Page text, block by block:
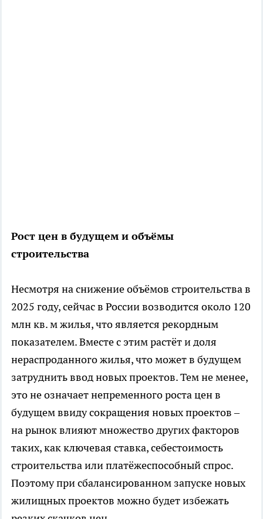
Рост цен в будущем и объёмы
строительства
Несмотря на снижение объёмов строительства в
2025 году, сейчас в России возводится около 120
млн кв. м жилья, что является рекордным
показателем. Вместе с этим растёт и доля
нераспроданного жилья, что может в будущем
затруднить ввод новых проектов. Тем не менее,
это не означает непременного роста цен в
будущем ввиду сокращения новых проектов –
на рынок влияют множество других факторов
таких, как ключевая ставка, себестоимость
строительства или платёжеспособный спрос.
Поэтому при сбалансированном запуске новых
жилищных проектов можно будет избежать